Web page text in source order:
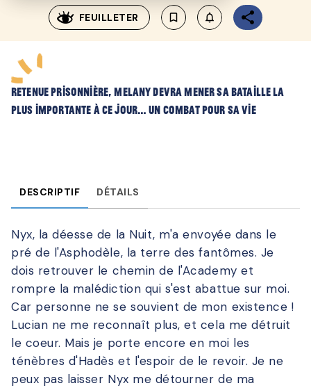
FEUILLETER bookmark_border
Retenue prisonnière, Melany devra mener sa bataille la
plus importante à ce jour… un combat pour sa vie
DESCRIPTIF DÉTAILS
Nyx, la déesse de la Nuit, m'a envoyée dans le
pré de l'Asphodèle, la terre des fantômes. Je
dois retrouver le chemin de l'Academy et
rompre la malédiction qui s'est abattue sur moi.
Car personne ne se souvient de mon existence !
Lucian ne me reconnaît plus, et cela me détruit
le coeur. Mais je porte encore en moi les
ténèbres d'Hadès et l'espoir de le revoir. Je ne
peux pas laisser Nyx me détourner de ma